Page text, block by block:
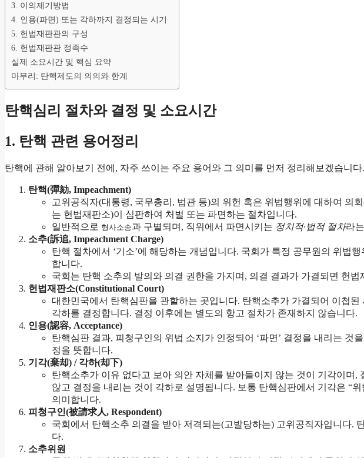
3. 이의제기방법
4. 인용(파면) 또는 각하까지 결정되는 시기
5. 헌법재판관의 구성
6. 헌법재판관 정족수
실제 소요시간 및 핵심 요약
마무리: 탄핵제도의 의의와 한계
탄핵심리 절차와 결정 및 소요시간
1. 탄핵 관련 용어정리
탄핵에 관해 알아보기 전에, 자주 쓰이는 주요 용어와 그 의미를 먼저 정리해보겠습니다.
탄핵(彈劾, Impeachment)
고위공직자(대통령, 국무총리, 법관 등)의 위헌 혹은 위법행위에 대하여 의
는 헌법재판소)이 심판하여 처벌 또는 파면하는 절차입니다.
일반적으로 형사소송과 구별되며, 직위에서 파면시키는 정치적·법적 절차라
소추(訴追, Impeachment Charge)
탄핵 절차에서 ‘기소’에 해당하는 개념입니다. 국회가 특정 공무원의 위법
합니다.
국회는 탄핵 소추의 발의와 의결 권한을 가지며, 의결 결과가 가결되면 헌
헌법재판소(Constitutional Court)
대한민국에서 탄핵심판을 관할하는 곳입니다. 탄핵소추가 가결되어 이첩된
각하를 결정합니다. 결정 이후에는 별도의 항고 절차가 존재하지 않습니다.
인용(認容, Acceptance)
탄핵심판 결과, 피청구인의 위법 소지가 인정되어 ‘파면’ 결정을 내리는 것
정을 뜻합니다.
기각(棄却) / 각하(却下)
탄핵소추가 이유 없다고 보아 의안 자체를 받아들이지 않는 것이 기각이며,
않고 결정을 내리는 것이 각하로 설명됩니다. 보통 탄핵심판에서 기각은 “
의미합니다.
피청구인(被請求人, Respondent)
국회에서 탄핵소추 의결을 받아 저격되는(고발당하는) 고위공직자입니다.
다.
소추위원